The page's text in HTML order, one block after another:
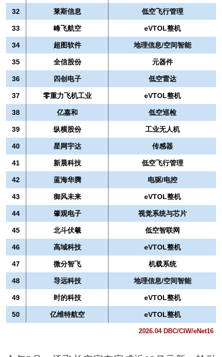
32 莱斯信息 低空飞行管理
33 峰飞航空 eVTOL整机
34 超图软件 地理信息/空间智能
35 全信股份 元器件
36 四创电子 低空雷达
37 零重力飞机工业 eVTOL整机
38 亿嘉和 低空巡检
39 纵横股份 工业无人机
40 星网宇达 传感器
41 新晨科技 低空飞行管理
42 蓝海华腾 电驱/电控
43 御风未来 eVTOL整机
44 肇观电子 视觉系统与芯片
45 北斗伏羲 低空智联网
46 高域科技 eVTOL整机
47 微分智飞 机载系统
48 导远科技 地理信息/空间智能
49 时的科技 eVTOL整机
50 亿维特航空 eVTOL整机
2026.04 DBC/CIW/eNet16